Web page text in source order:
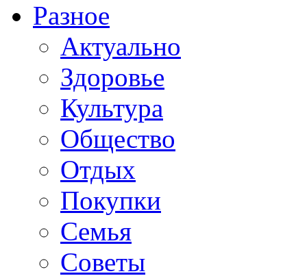
Разное
Актуально
Здоровье
Культура
Общество
Отдых
Покупки
Семья
Советы